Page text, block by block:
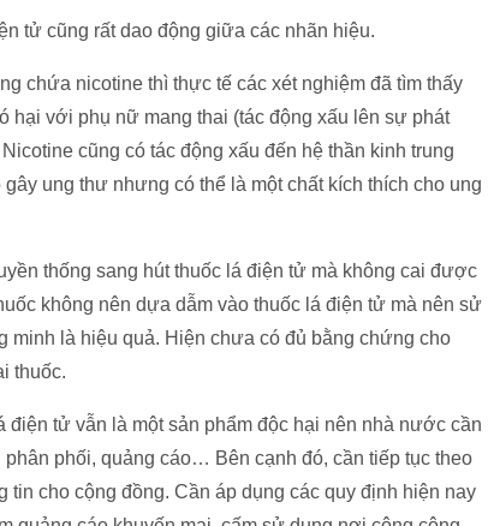
tử cũng rất dao động giữa các nhãn hiệu.
chứa nicotine thì thực tế các xét nghiệm đã tìm thấy
hại với phụ nữ mang thai (tác động xấu lên sự phát
cũng có tác động xấu đến hệ thần kinh trung
ung thư nhưng có thể là một chất kích thích cho ung
thống sang hút thuốc lá điện tử mà không cai được
không nên dựa dẫm vào thuốc lá điện tử mà nên sử
là hiệu quả. Hiện chưa có đủ bằng chứng cho
thuốc.
tử vẫn là một sản phẩm độc hại nên nhà nước cần
phối, quảng cáo… Bên cạnh đó, cần tiếp tục theo
cho cộng đồng. Cần áp dụng các quy định hiện nay